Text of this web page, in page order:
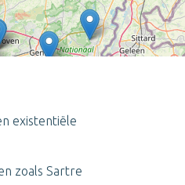
Leaflet | ©
existentiële
zoals Sartre